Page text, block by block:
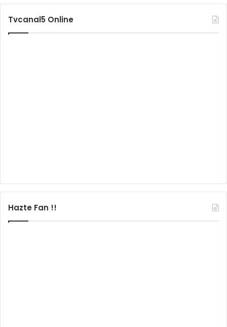
Tvcanal5 Online
Hazte Fan !!